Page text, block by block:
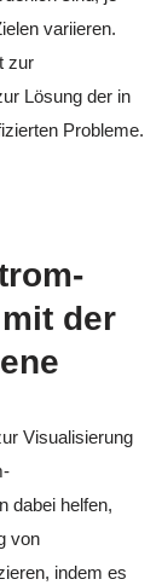
variieren.
zur
Lösung der in
Probleme.
der
Visualisierung
dabei helfen,
von
indem es